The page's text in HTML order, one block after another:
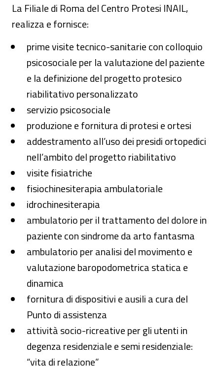
La Filiale di Roma del Centro Protesi INAIL,
realizza e fornisce:
prime visite tecnico-sanitarie con colloquio
psicosociale per la valutazione del paziente
e la definizione del progetto protesico
riabilitativo personalizzato
servizio psicosociale
produzione e fornitura di protesi e ortesi
addestramento all’uso dei presidi ortopedici
nell’ambito del progetto riabilitativo
visite fisiatriche
fisiochinesiterapia ambulatoriale
idrochinesiterapia
ambulatorio per il trattamento del dolore in
paziente con sindrome da arto fantasma
ambulatorio per analisi del movimento e
valutazione baropodometrica statica e
dinamica
fornitura di dispositivi e ausili a cura del
Punto di assistenza
attività socio-ricreative per gli utenti in
degenza residenziale e semi residenziale:
“vita di relazione”